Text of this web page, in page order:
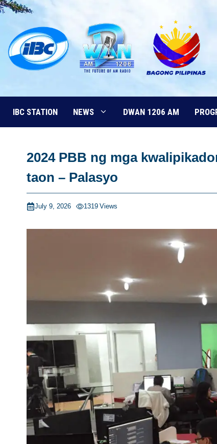
Skip
content
IBC STATION NEWS DWAN 1206 AM
2024 PBB ng mga
taon – Palasyo
July 9, 2026 1319 Views